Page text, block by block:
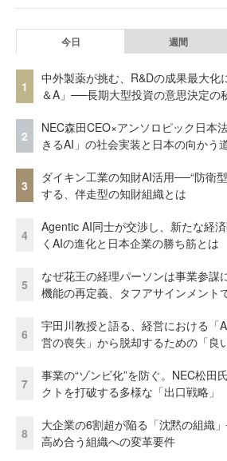
今日 週間
1
中外製薬が挑む、R&Dの成果最大化
＆A」──長期大型投資の意思決定の
2
NEC森田CEO×アンソロピック日本
きるAI」の社会実装と日本の向かう
3
ダイキン工業の知財AI活用──“防衛
する、伴走型の知財組織とは
4
Agentic AI同士が交渉し、新たな経
くAIの進化と日本企業の勝ち筋とは
5
なぜ花王の経理パーソンは事業参
機能の再定義、タフアサインメント
6
宇田川教授と語る、経営における「
営の喪失」から脱却するための「良
7
事業の“ゾンビ化”を防ぐ。NEC松田
クトを打破する多様な「出口戦略」
8
大企業の6割超が陥る「沈黙の組織
高め合う組織への変革要件